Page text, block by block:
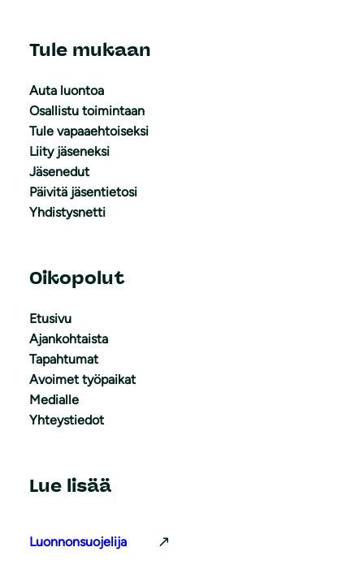
Tule mukaan
Auta luontoa
Osallistu toimintaan
Tule vapaaehtoiseksi
Liity jäseneksi
Jäsenedut
Päivitä jäsentietosi
Yhdistysnetti
Oikopolut
Etusivu
Ajankohtaista
Tapahtumat
Avoimet työpaikat
Medialle
Yhteystiedot
Lue lisää
Luonnonsuojelija